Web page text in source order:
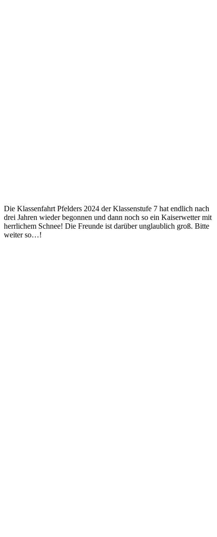
Die Klassenfahrt Pfelders 2024 der Klassenstufe 7 hat endlich nach
drei Jahren wieder begonnen und dann noch so ein Kaiserwetter mit
herrlichem Schnee! Die Freunde ist darüber unglaublich groß. Bitte
weiter so…!